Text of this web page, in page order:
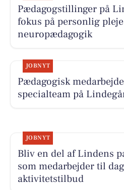
Pædagogstillinger på
fokus på personlig
neuropædagogik
JOBNYT
Pædagogisk
specialteam på
JOBNYT
Bliv en del af Lindens
som medarbejder til
aktivitetstilbud